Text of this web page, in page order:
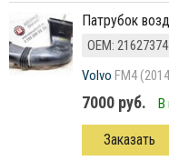
патрубок
ОЕМ: 21627374
Volvo FM4
7000 руб. В
Заказать